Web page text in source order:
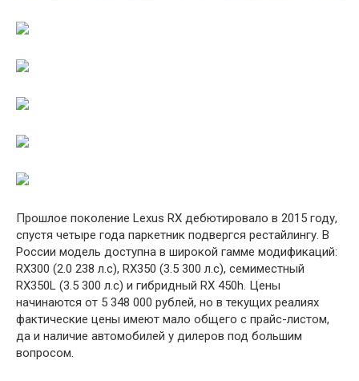
Прошлое поколение Lexus RX дебютировало в 2015 году,
спустя четыре года паркетник подвергся рестайлингу. В
России модель доступна в широкой гамме модификаций:
RX300 (2.0 238 л.c), RX350 (3.5 300 л.c), семиместный
RX350L (3.5 300 л.c) и гибридный RX 450h. Цены
начинаются от 5 348 000 рублей, но в текущих реалиях
фактические цены имеют мало общего с прайс-листом,
да и наличие автомобилей у дилеров под большим
вопросом.